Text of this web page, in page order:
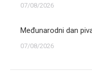
07/08/2026
Međunarodni dan
07/08/2026